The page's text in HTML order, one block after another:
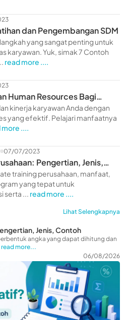
dan Pengembangan SDM
yang sangat penting untuk
karyawan. Yuk, simak 7 Contoh
read more ....
Human Resources Bagi
kinerja karyawan Anda dengan
yang efektif. Pelajari manfaatnya
more ....
07/07/2023
Pengertian, Jenis,
training perusahaan, manfaat,
yang tepat untuk
serta ... read more ....
Lihat Selengkapnya
Jenis, Contoh
angka yang dapat dihitung dan
read more...
06/08/2026